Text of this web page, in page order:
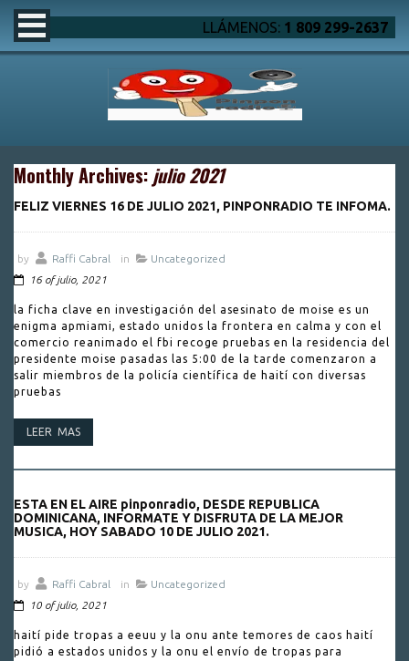
LLÁMENOS: 1 809 299-2637
Monthly Archives: julio 2021
FELIZ VIERNES 16 DE JULIO 2021, PINPONRADIO TE INFOMA.
by Raffi Cabral in
Uncategorized
16 of julio, 2021
la ficha clave en investigación del asesinato de moise es un
enigma apmiami, estado unidos la frontera en calma y con el
comercio reanimado el fbi recoge pruebas en la residencia del
presidente moise pasadas las 5:00 de la tarde comenzaron a
salir miembros de la policía científica de haití con diversas
pruebas
LEER MAS
ESTA EN EL AIRE pinponradio, DESDE REPUBLICA
DOMINICANA, INFORMATE Y DISFRUTA DE LA MEJOR
MUSICA, HOY SABADO 10 DE JULIO 2021.
by Raffi Cabral in
Uncategorized
10 of julio, 2021
haití pide tropas a eeuu y la onu ante temores de caos haití
pidió a estados unidos y la onu el envío de tropas para